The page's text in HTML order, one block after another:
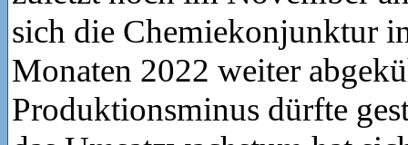
sich die Chemiekonjunktur
Monaten 2022 weiter
Produktionsminus dürfte